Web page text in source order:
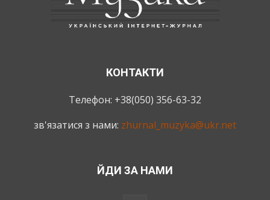
КОНТАКТИ
Телефон: +38(050) 356-63-32
зв'язатися з нами: zhurnal_muzyka@ukr.net
ЙДИ ЗА НАМИ